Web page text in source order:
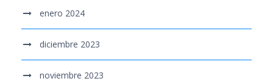
enero 2024
diciembre 2023
noviembre 2023